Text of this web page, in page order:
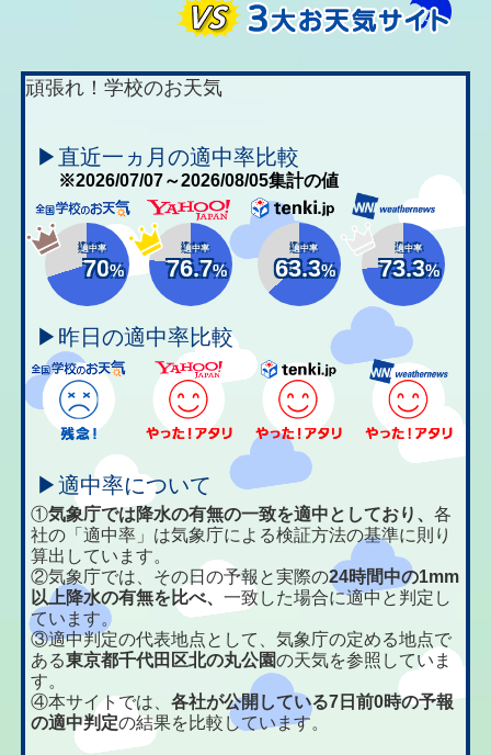
頑張れ！学校のお天気
▶直近一ヵ月の適中率比較
※2026/07/07～2026/08/05集計の値
適中率
70%
適中率
76.7%
適中率
63.3%
適中率
73.3%
▶昨日の適中率比較
▶適中率について
①気象庁では降水の有無の一致を適中としており、各
社の「適中率」は気象庁による検証方法の基準に則り
算出しています。
②気象庁では、その日の予報と実際の24時間中の1mm
以上降水の有無を比べ、一致した場合に適中と判定し
ています。
③適中判定の代表地点として、気象庁の定める地点で
ある東京都千代田区北の丸公園の天気を参照していま
す。
④本サイトでは、各社が公開している7日前0時の予報
の適中判定の結果を比較しています。